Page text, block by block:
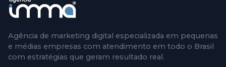
Agência de marketing digital especializada em pequenas
e médias empresas com atendimento em todo o Brasil
com estratégias que geram resultado real.